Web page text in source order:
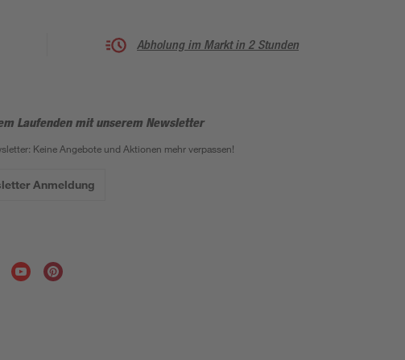
Abholung im Markt in 2 Stunden
Laufenden mit unserem Newsletter
Keine Angebote und Aktionen mehr verpassen!
Anmeldung